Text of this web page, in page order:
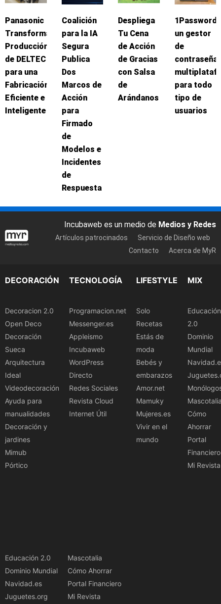
Panasonic
Transforma
Producción
de DELTEC
para una
Fabricación
Eficiente e
Inteligente
Coalición
para la IA
Segura
Publica
Dos
Marcos de
Acción
para
Firmado
de
Modelos e
Incidentes
de
Respuesta
Despliega
Tu Cena
de Acción
de Gracias
con Salsa
de
Arándanos
1Password:
un gestor
de
para todo
tipo de
usuarios
Incubaweb es un medio de Medios y Redes
Artículos patrocinados
Servicio de Diseño web
Contacto
Acerca de MyR
DECORACIÓN
Decoracion 2.0
Open Deco
Decoración
Sueca
Arquitectura
Ideal
Videodecoración
Ayuda para
manualidades
Decoración y
jardines
Mimub
Pórtico
TECNOLOGÍA
Programacion.net
Messenger.es
Appleismo
Incubaweb
WordPress
Directo
Redes Sociales
Revista Cloud
Internet Útil
LIFESTYLE
Solo
Recetas
Estás de
moda
Bebés y
embarazos
Amor.net
Mamuky
Mujeres.es
Vivir en el
mundo
MIX
Educación
2.0
Dominio
Mundial
Cómo
Ahorrar
Portal
Financiero
Mi Revista
Educación 2.0
Dominio Mundial
Navidad.es
Juguetes.org
Mascotalia
Cómo Ahorrar
Portal Financiero
Mi Revista